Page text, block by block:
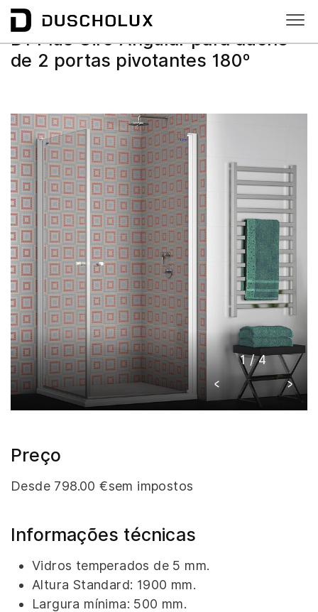
D1 Plus Giro
D1 Plus Giro Angular para duche
de 2 portas pivotantes 180º
1/4
Preço
Desde 798.00 €sem impostos
Informações técnicas
Vidros temperados de 5 mm.
Altura Standard: 1900 mm.
Largura mínima: 500 mm.